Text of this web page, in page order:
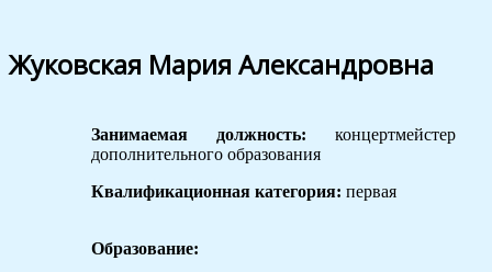
Жуковская Мария Александровна
Занимаемая должность: концертмейстер
дополнительного образования
Квалификационная категория: первая
Образование: